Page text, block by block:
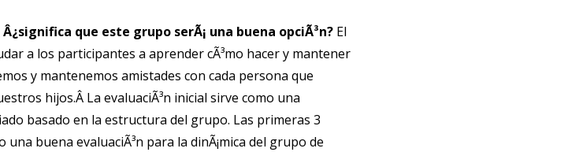
que este grupo serÃ¡ una buena opciÃ³n? El
a los participantes a aprender cÃ³mo hacer y mantener
y mantenemos amistades con cada persona que
hijos.Â La evaluaciÃ³n inicial sirve como una
basado en la estructura del grupo. Las primeras 3
buena evaluaciÃ³n para la dinÃ¡mica del grupo de